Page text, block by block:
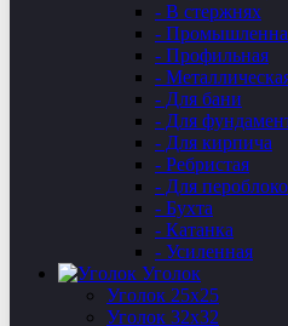
- В стержнях
-
- Профильная
-
- Для бани
- Для
- Для кирпича
- Ребристая
- Для
- Бухта
- Катанка
- Усиленная
Уголок
Уголок 25х25
Уголок 32х32